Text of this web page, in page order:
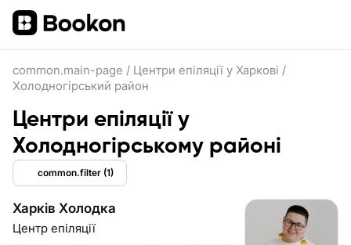
common.main-page / Центри епіляції у Харкові /
Холодногірський район
Центри епіляції у
Холодногірському районі
common.filter (1)
Харків Холодка
Центр епіляції